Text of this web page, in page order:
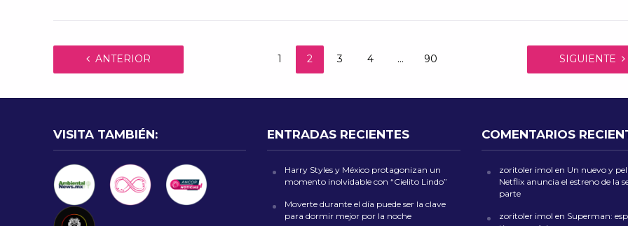
ANTERIOR 1 2 3 4 … 90 SIGUIENTE
VISITA TAMBIÉN: ENTRADAS RECIENTES
Harry Styles y México protagonizan un
momento inolvidable con “Cielito Lindo”
Moverte durante el día puede ser la clave
para dormir mejor por la noche
COMENTARIOS
zoritoler imol en Un nuevo y
Netflix anuncia el estreno de la
parte
zoritoler imol en Superman: